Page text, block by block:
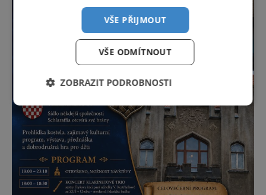
VŠE PŘIJMOUT
VŠE ODMÍTNOUT
ZOBRAZIT PODROBNOSTI